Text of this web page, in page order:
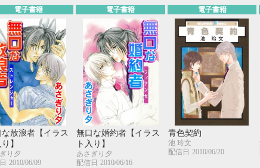
電子書籍
放浪者【イラス
】
り夕
2010/06/09
電子書籍
無口な婚約者【イラス
ト入り】
あさぎり夕
配信日 2010/06/16
電子書籍
青色契約
池 玲文
配信日 2010/06/20